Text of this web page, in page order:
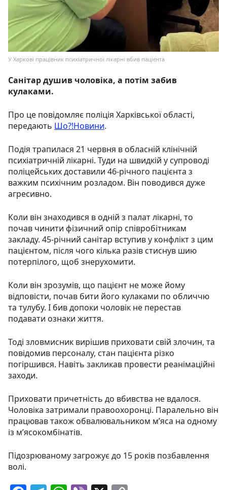
У Харкові працівник психіатричної лікарні вбив пацієнта
Санітар душив чоловіка, а потім забив
кулаками.
Про це повідомляє поліція Харківської області,
передають Шо?!Новини.
Подія трапилася 21 червня в обласній клінічній
психіатричній лікарні. Туди на швидкій у супроводі
поліцейських доставили 46-річного пацієнта з
важким психічним розладом. Він поводився дуже
агресивно.
Коли він знаходився в одній з палат лікарні, то
почав чинити фізичний опір співробітникам
закладу. 45-річний санітар вступив у конфлікт з цим
пацієнтом, після чого кілька разів стиснув шию
потерпілого, щоб знерухомити.
Коли він зрозумів, що пацієнт не може йому
відповісти, почав бити його кулаками по обличчю
та тулубу. І бив допоки чоловік не перестав
подавати ознаки життя.
Тоді зловмисник вирішив приховати свій злочин, та
повідомив персоналу, стан пацієнта різко
погіршився. Навіть закликав провести реанімаційні
заходи.
Приховати причетність до вбивства не вдалося.
Чоловіка затримали правоохоронці. Паралельно він
працював також обвалювальником м’яса на одному
із м’ясокомбінатів.
Підозрюваному загрожує до 15 років позбавлення
волі.